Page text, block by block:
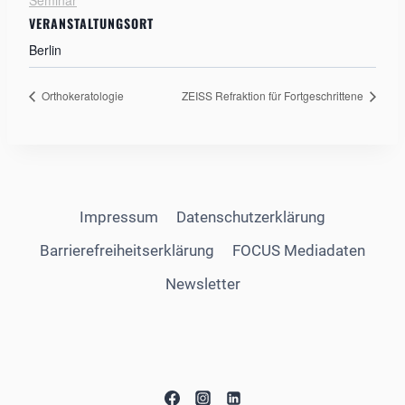
VERANSTALTUNGSORT
Berlin
Orthokeratologie ZEISS Refraktion für Fortgeschrittene
Impressum
Datenschutzerklärung
Barrierefreiheitserklärung
FOCUS Mediadaten
Newsletter